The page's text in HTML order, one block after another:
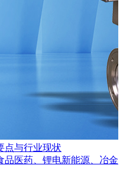
点与行业现状
品医药、锂电新能源、冶金